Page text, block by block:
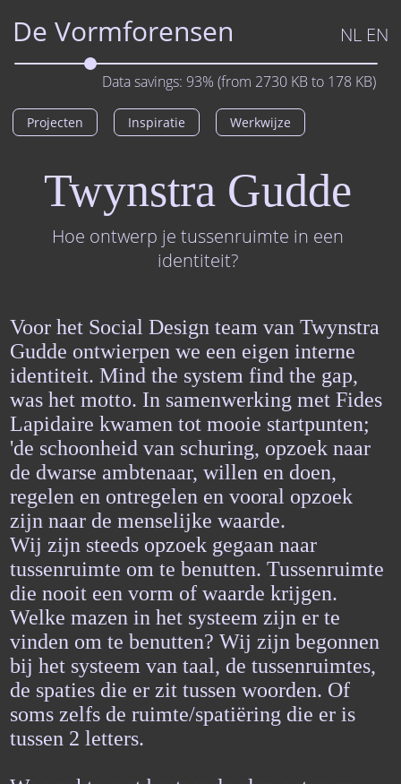
Data savings: 93% (from 2730 KB to 178 KB)
De Vormforensen NL EN
Projecten Inspiratie Werkwijze
Twynstra Gudde
Hoe ontwerp je tussenruimte in een
identiteit?
Voor het Social Design team van Twynstra
Gudde ontwierpen we een eigen interne
identiteit. Mind the system find the gap,
was het motto. In samenwerking met Fides
Lapidaire kwamen tot mooie startpunten;
'de schoonheid van schuring, opzoek naar
de dwarse ambtenaar, willen en doen,
regelen en ontregelen en vooral opzoek
zijn naar de menselijke waarde.
Wij zijn steeds opzoek gegaan naar
tussenruimte om te benutten. Tussenruimte
die nooit een vorm of waarde krijgen.
Welke mazen in het systeem zijn er te
vinden om te benutten? Wij zijn begonnen
bij het systeem van taal, de tussenruimtes,
de spaties die er zit tussen woorden. Of
soms zelfs de ruimte/spatiëring die er is
tussen 2 letters.